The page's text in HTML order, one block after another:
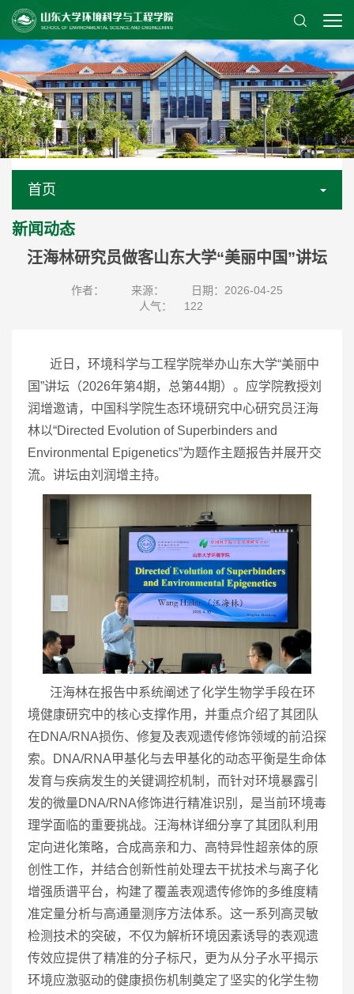
首页
新闻动态
汪海林研究员做客山东大学“美丽中国”讲坛
作者： 来源：
日期：2026-04-25
人气：
122
近日，环境科学与工程学院举办山东大学“美丽中
国”讲坛（2026年第4期，总第44期）。应学院教授刘
润增邀请，中国科学院生态环境研究中心研究员汪海
林以“Directed Evolution of Superbinders and
Environmental Epigenetics”为题作主题报告并展开交
流。讲坛由刘润增主持。
汪海林在报告中系统阐述了化学生物学手段在环
境健康研究中的核心支撑作用，并重点介绍了其团队
在DNA/RNA损伤、修复及表观遗传修饰领域的前沿探
索。DNA/RNA甲基化与去甲基化的动态平衡是生命体
发育与疾病发生的关键调控机制，而针对环境暴露引
发的微量DNA/RNA修饰进行精准识别，是当前环境毒
理学面临的重要挑战。汪海林详细分享了其团队利用
定向进化策略，合成高亲和力、高特异性超亲体的原
创性工作，并结合创新性前处理去干扰技术与离子化
增强质谱平台，构建了覆盖表观遗传修饰的多维度精
准定量分析与高通量测序方法体系。这一系列高灵敏
检测技术的突破，不仅为解析环境因素诱导的表观遗
传效应提供了精准的分子标尺，更为从分子水平揭示
环境应激驱动的健康损伤机制奠定了坚实的化学生物